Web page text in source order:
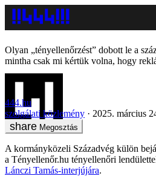
Olyan „tényellenőrzést” dobott le a
mintha csak mi kértük volna, hogy
444.hu
szolgálati közlemény
2025. március
Megosztás
A kormányközeli Századvég külön
a Tényellenőr.hu tényellenőri
Lánczi Tamás-interjújára.